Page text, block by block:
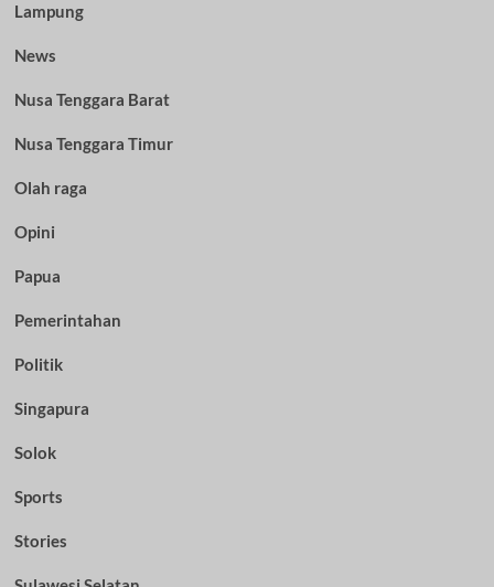
Lampung
News
Nusa Tenggara Barat
Nusa Tenggara Timur
Olah raga
Opini
Papua
Pemerintahan
Politik
Singapura
Solok
Sports
Stories